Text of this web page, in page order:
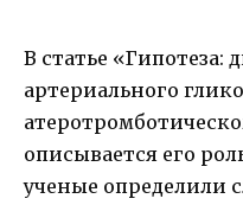
В статье «Гипотеза:
артериального
описывается его
ученые определили